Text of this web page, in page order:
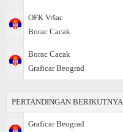
OFK Vršac
Borac Cacak
Borac Cacak
Graficar Beograd
PERTANDINGAN BERIKUTNYA
Graficar Beograd